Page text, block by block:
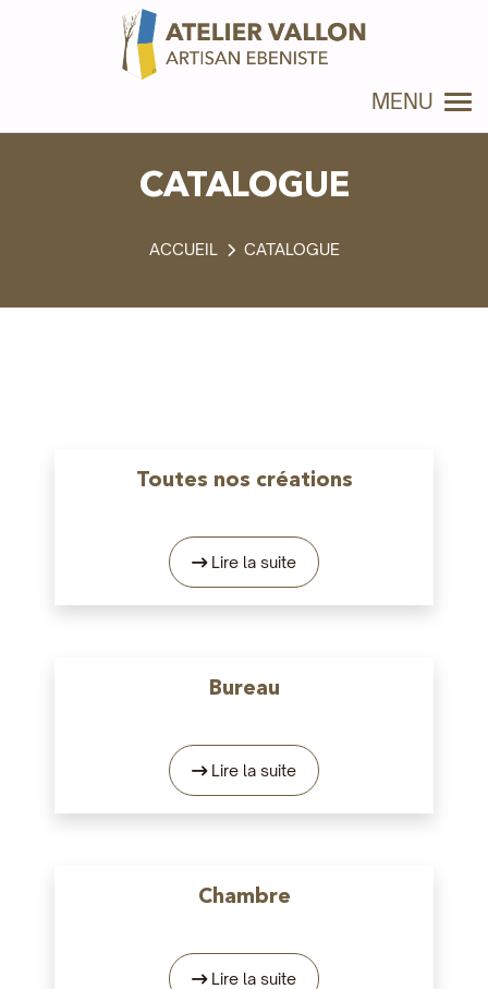
MENU
CATALOGUE
CATALOGUE
Toutes nos créations
Lire la suite
Bureau
Lire la suite
Chambre
Lire la suite
Panneau de gestion des cookies